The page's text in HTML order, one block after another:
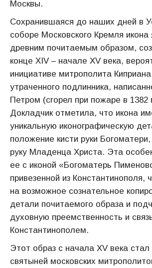
Москвы.
Сохранившаяся до наших дней в
соборе Московского Кремля икона
древним почитаемым образом,
конце XIV – начале XV века,
инициативе митрополита
утраченного подлинника,
Петром (сгорел при пожаре в 1382
Докладчик отметила, что икона
уникальную иконографическую
положение кисти руки
руку Младенца Христа. Эта
ее с иконой «Богоматерь
привезенной из Константинополя,
на возможное сознательное
детали почитаемого образа и
духовную преемственность и
Константинополем.
Этот образ с начала XV века стал
святыней московских